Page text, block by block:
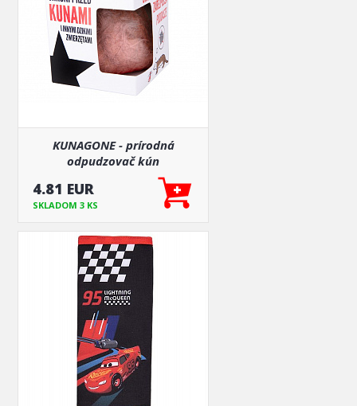
KUNAGONE - prírodná
odpudzovač kún
4.81 EUR
SKLADOM 3 KS